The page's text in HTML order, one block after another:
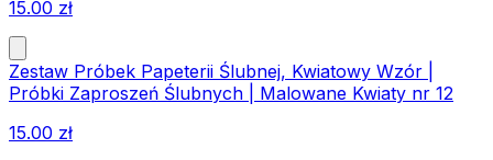
15.00 zł
Zestaw Próbek Papeterii Ślubnej, Kwiatowy Wzór |
Próbki Zaproszeń Ślubnych | Malowane Kwiaty nr 12
15.00 zł